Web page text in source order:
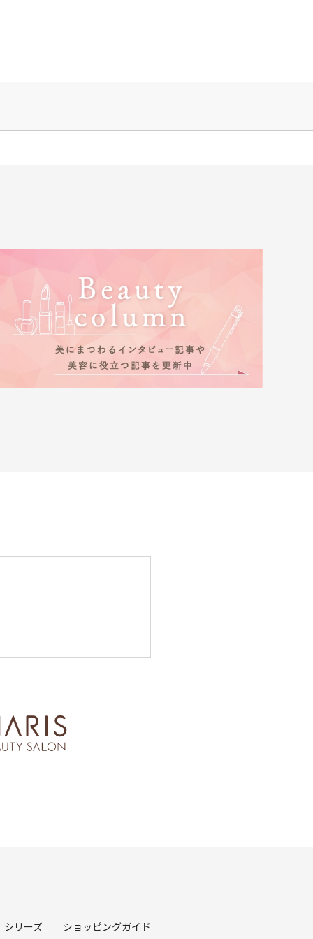
シリーズ ショッピングガイド